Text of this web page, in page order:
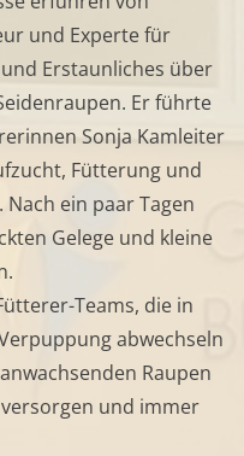
und Experte für
Erstaunliches über
Er führte
Sonja Kamleiter
Fütterung und
ein paar Tagen
Gelege und kleine
Teams, die in
abwechseln
Raupen
und immer